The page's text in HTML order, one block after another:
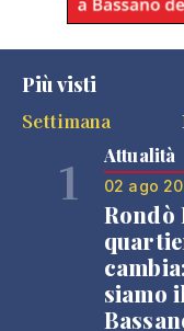
Più visti
Settimana
1 Attualità
02 ago
Rondò
siamo